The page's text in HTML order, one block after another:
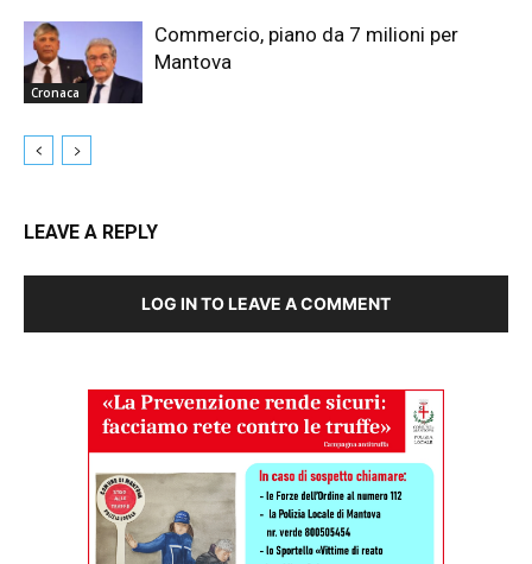
Cronaca
Commercio, piano da 7 milioni per
Mantova
LEAVE A REPLY
LOG IN TO LEAVE A COMMENT